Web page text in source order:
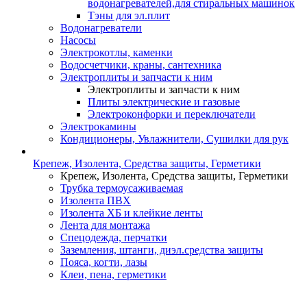
водонагревателей,для стиральных машинок
Тэны для эл.плит
Водонагреватели
Насосы
Электрокотлы, каменки
Водосчетчики, краны, сантехника
Электроплиты и запчасти к ним
Электроплиты и запчасти к ним
Плиты электрические и газовые
Электроконфорки и переключатели
Электрокамины
Кондиционеры, Увлажнители, Сушилки для рук
Крепеж, Изолента, Средства защиты, Герметики
Крепеж, Изолента, Средства защиты, Герметики
Трубка термоусаживаемая
Изолента ПВХ
Изолента ХБ и клейкие ленты
Лента для монтажа
Спецодежда, перчатки
Заземления, штанги, диэл.средства защиты
Пояса, когти, лазы
Клеи, пена, герметики